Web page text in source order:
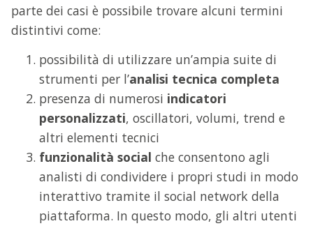
parte dei casi è possibile trovare alcuni termini
distintivi come:
possibilità di utilizzare un’ampia suite di
strumenti per l’analisi tecnica completa
presenza di numerosi indicatori
personalizzati, oscillatori, volumi, trend e
altri elementi tecnici
funzionalità social che consentono agli
analisti di condividere i propri studi in modo
interattivo tramite il social network della
piattaforma. In questo modo, gli altri utenti